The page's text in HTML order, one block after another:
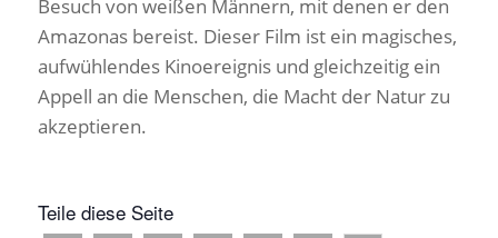
Besuch von weißen Männern, mit denen er den
Amazonas bereist. Dieser Film ist ein magisches,
aufwühlendes Kinoereignis und gleichzeitig ein
Appell an die Menschen, die Macht der Natur zu
akzeptieren.
Teile diese Seite